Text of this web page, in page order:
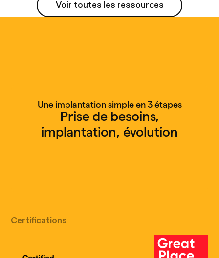
Voir toutes les ressources
Une implantation simple en 3 étapes
Prise de besoins,
implantation, évolution
Certifications